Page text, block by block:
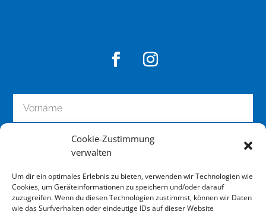
Cookie-Zustimmung
verwalten
Um dir ein optimales Erlebnis zu bieten, verwenden wir Technologien wie
Cookies, um Geräteinformationen zu speichern und/oder darauf
zuzugreifen. Wenn du diesen Technologien zustimmst, können wir Daten
wie das Surfverhalten oder eindeutige IDs auf dieser Website